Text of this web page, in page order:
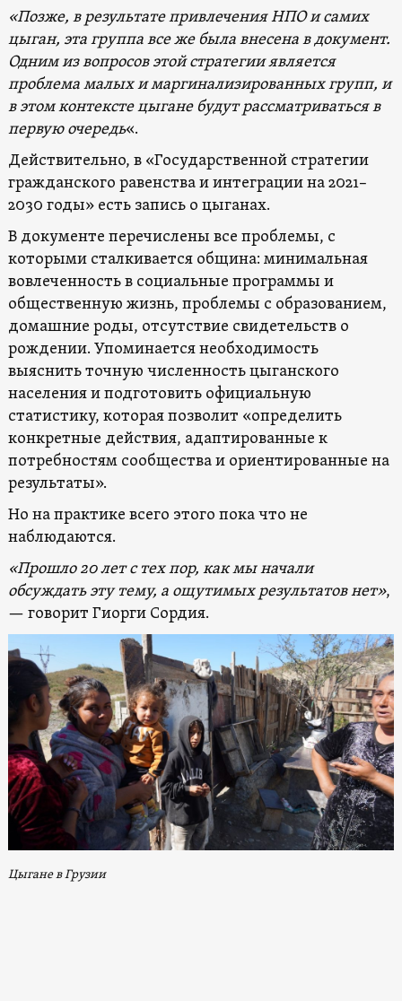
«Позже, в результате привлечения НПО и самих
цыган, эта группа все же была внесена в документ.
Одним из вопросов этой стратегии является
проблема малых и маргинализированных групп, и
в этом контексте цыгане будут рассматриваться в
первую очередь«.
Действительно, в «Государственной стратегии
гражданского равенства и интеграции на 2021–
2030 годы» есть запись о цыганах.
В документе перечислены все проблемы, с
которыми сталкивается община: минимальная
вовлеченность в социальные программы и
общественную жизнь, проблемы с образованием,
домашние роды, отсутствие свидетельств о
рождении. Упоминается необходимость
выяснить точную численность цыганского
населения и подготовить официальную
статистику, которая позволит «определить
конкретные действия, адаптированные к
потребностям сообщества и ориентированные на
результаты».
Но на практике всего этого пока что не
наблюдаются.
«Прошло 20 лет с тех пор, как мы начали
обсуждать эту тему, а ощутимых результатов нет»,
— говорит Гиорги Сордия.
Цыгане в Грузии